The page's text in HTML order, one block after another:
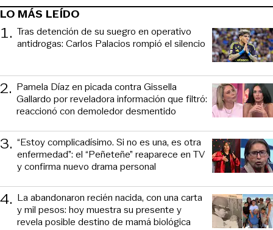
LO MÁS LEÍDO
1. Tras detención de su suegro en operativo
antidrogas: Carlos Palacios rompió el silencio
2. Pamela Díaz en picada contra Gissella
Gallardo por reveladora información que filtró:
reaccionó con demoledor desmentido
3. “Estoy complicadísimo. Si no es una, es otra
enfermedad”: el “Peñeteñe” reaparece en TV
y confirma nuevo drama personal
4. La abandonaron recién nacida, con una carta
y mil pesos: hoy muestra su presente y
revela posible destino de mamá biológica